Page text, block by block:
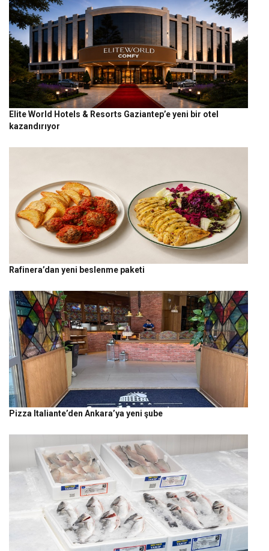
Elite World Hotels & Resorts Gaziantep’e yeni bir otel
kazandırıyor
Rafinera’dan yeni beslenme paketi
Pizza Italiante’den Ankara’ya yeni şube